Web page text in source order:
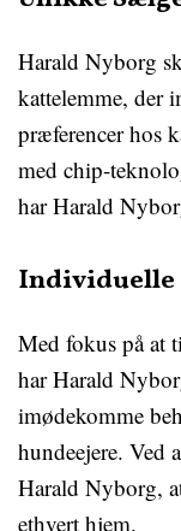
Harald Nyborg
kattelemme, der
præferencer hos
med chip-
har Harald
Individuelle
Med fokus på at
har Harald
imødekomme
hundeejere. Ved
Harald Nyborg,
ethvert hjem.